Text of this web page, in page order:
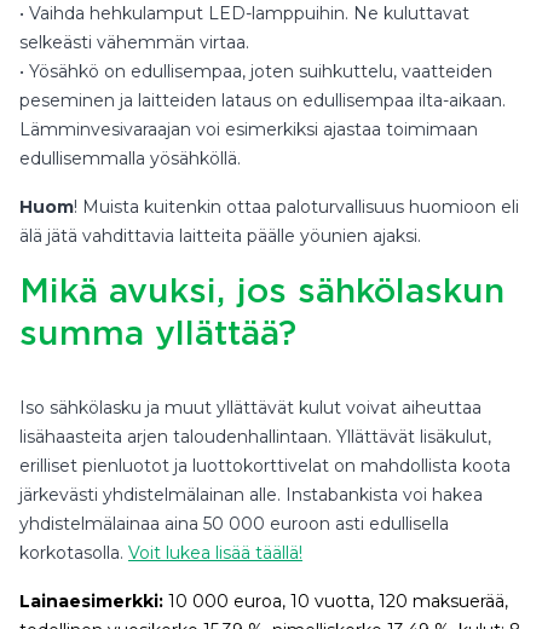
• Vaihda hehkulamput LED-lamppuihin. Ne kuluttavat
selkeästi vähemmän virtaa.
• Yösähkö on edullisempaa, joten suihkuttelu, vaatteiden
peseminen ja laitteiden lataus on edullisempaa ilta-aikaan.
Lämminvesivaraajan voi esimerkiksi ajastaa toimimaan
edullisemmalla yösähköllä.
Huom! Muista kuitenkin ottaa paloturvallisuus huomioon eli
älä jätä vahdittavia laitteita päälle yöunien ajaksi.
Mikä avuksi, jos sähkölaskun
summa yllättää?
Iso sähkölasku ja muut yllättävät kulut voivat aiheuttaa
lisähaasteita arjen taloudenhallintaan. Yllättävät lisäkulut,
erilliset pienluotot ja luottokorttivelat on mahdollista koota
järkevästi yhdistelmälainan alle. Instabankista voi hakea
yhdistelmälainaa aina 50 000 euroon asti edullisella
korkotasolla. Voit lukea lisää täällä!
Lainaesimerkki: 10 000 euroa, 10 vuotta, 120 maksuerää,